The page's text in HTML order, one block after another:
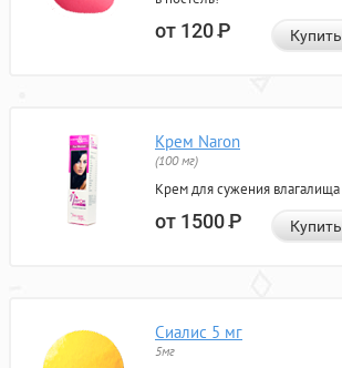
от 120Р Купить
Крем Naron
(100 мг)
Крем для сужения влагалища
от 1500Р Купить
Сиалис 5 мг
5мг